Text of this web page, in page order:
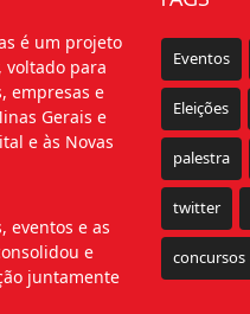
é um projeto
voltado para
empresas e
Gerais e
e às Novas
eventos e as
e
juntamente
Eventos
Eleições
palestra
twitter
concursos